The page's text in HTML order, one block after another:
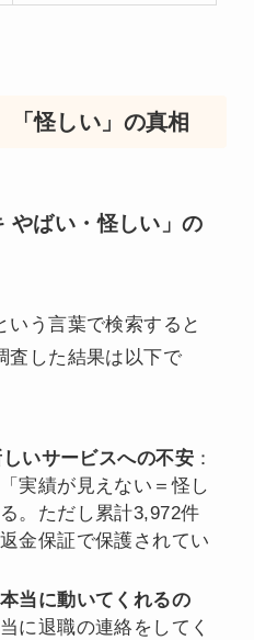
「怪しい」の真相
やばい・怪しい」の
いう言葉で検索すると
査した結果は以下で
いサービスへの不安：
実績が見えない＝怪し
。ただし累計3,972件
金保証で保護されてい
当に動いてくれるの
に退職の連絡をしてく